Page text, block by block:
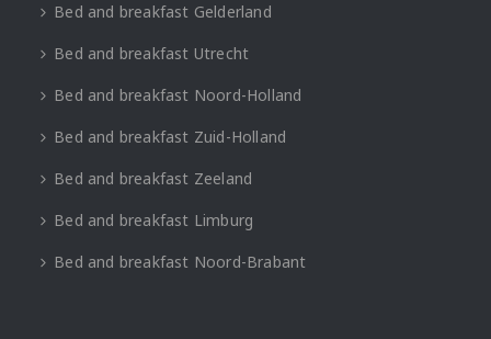
Bed and breakfast Gelderland
Bed and breakfast Utrecht
Bed and breakfast Noord-Holland
Bed and breakfast Zuid-Holland
Bed and breakfast Zeeland
Bed and breakfast Limburg
Bed and breakfast Noord-Brabant